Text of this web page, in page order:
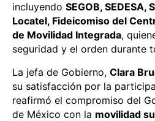
incluyendo SEGOB, SEDESA,
Locatel, Fideicomiso del
de Movilidad Integrada,
seguridad y el orden durante
La jefa de Gobierno, Clara
su satisfacción por la
reafirmó el compromiso del
de México con la movilidad